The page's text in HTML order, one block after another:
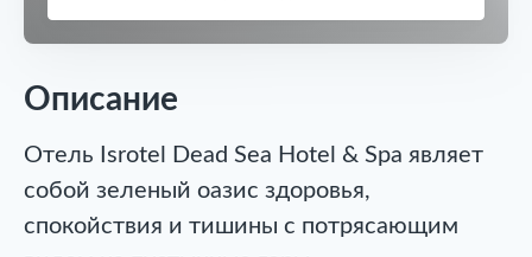
Описание
Отель Isrotel Dead Sea Hotel & Spa являет
собой зеленый оазис здоровья,
спокойствия и тишины с потрясающим